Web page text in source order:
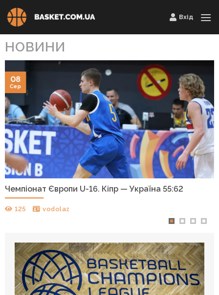
Skip
to
Вхід
НОВИНИ
Чемпіонат Європи U-16. Кіпр — Україна 55:62
125 vodolaz
08
Сер